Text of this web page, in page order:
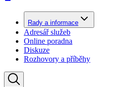
Rady a informace
Adresář služeb
Online poradna
Diskuze
Rozhovory a příběhy